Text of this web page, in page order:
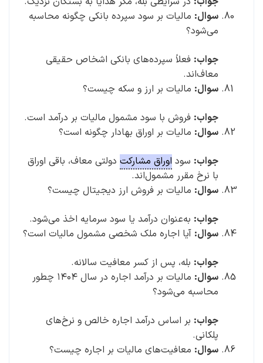
سوال: مالیات بر سود سپرده بانکی چگونه محاسبه
می‌شود؟
جواب: فعلاً سپرده‌های بانکی اشخاص حقیقی
معاف‌اند.
سوال: مالیات بر ارز و سکه چیست؟
جواب: فروش با سود مشمول مالیات بر درآمد است.
سوال: مالیات بر اوراق بهادار چگونه است؟
جواب: سود اوراق مشارکت دولتی معاف، باقی اوراق
با نرخ مقرر مشمول‌اند.
سوال: مالیات بر فروش ارز دیجیتال چیست؟
جواب: به‌عنوان درآمد یا سود سرمایه اخذ می‌شود.
سوال: آیا اجاره ملک شخصی مشمول مالیات است؟
جواب: بله، پس از کسر معافیت سالانه.
سوال:
مالیات بر درآمد اجاره در سال ۱۴۰۴ چطور
محاسبه می‌شود؟
جواب: بر اساس درآمد اجاره خالص و نرخ‌های
پلکانی.
سوال: معافیت‌های مالیات بر اجاره چیست؟